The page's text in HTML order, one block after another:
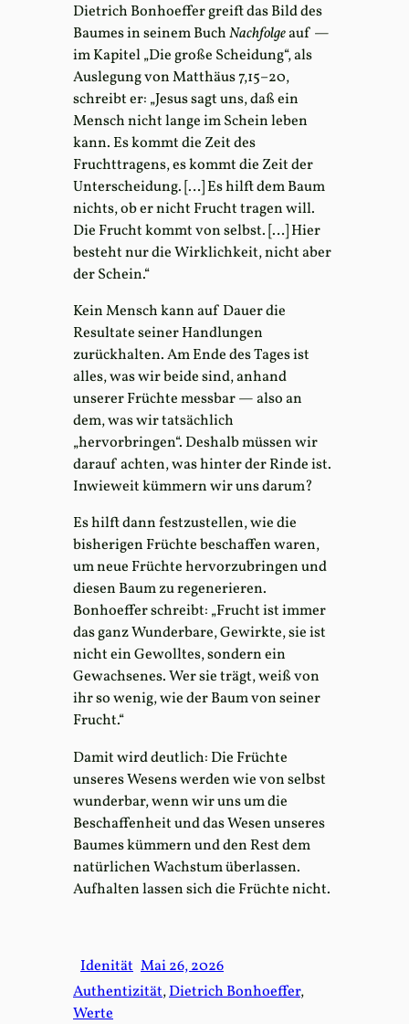
Dietrich Bonhoeffer greift das Bild des
Baumes in seinem BuchNachfolgeauf —
im Kapitel „Die große Scheidung“, als
Auslegung von Matthäus 7,15–20,
schreibt er: „Jesus sagt uns, daß ein
Mensch nicht lange im Schein leben
kann. Es kommt die Zeit des
Fruchttragens, es kommt die Zeit der
Unterscheidung. […] Es hilft dem Baum
nichts, ob er nicht Frucht tragen will.
Die Frucht kommt von selbst. […] Hier
besteht nur die Wirklichkeit, nicht aber
der Schein.“
Kein Mensch kann auf Dauer die
Resultate seiner Handlungen
zurückhalten. Am Ende des Tages ist
alles, was wir beide sind, anhand
unserer Früchte messbar — also an
dem, was wir tatsächlich
„hervorbringen“. Deshalb müssen wir
darauf achten, was hinter der Rinde ist.
Inwieweit kümmern wir uns darum?
Es hilft dann festzustellen, wie die
bisherigen Früchte beschaffen waren,
um neue Früchte hervorzubringen und
diesen Baum zu regenerieren.
Bonhoeffer schreibt: „Frucht ist immer
das ganz Wunderbare, Gewirkte, sie ist
nicht ein Gewolltes, sondern ein
Gewachsenes. Wer sie trägt, weiß von
ihr so wenig, wie der Baum von seiner
Frucht.“
Damit wird deutlich: Die Früchte
unseres Wesens werden wie von selbst
wunderbar, wenn wir uns um die
Beschaffenheit und das Wesen unseres
Baumes kümmern und den Rest dem
natürlichen Wachstum überlassen.
Aufhalten lassen sich die Früchte nicht.
Idenität Mai 26, 2026
Authentizität, Dietrich Bonhoeffer
Werte